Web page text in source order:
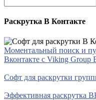
Раскрутка В Контакте
Моментальный поиск и
Вконтакте с Viking Group
Софт для раскрутки
Эффективная раскрутка